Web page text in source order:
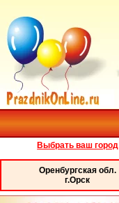
Выбрать ваш город
Оренбургская обл.
г.Орск